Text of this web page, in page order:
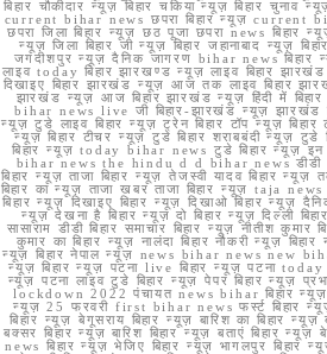
बिहार चौकीदार न्यूज़ बिहार चकिया न्यूज़ बिहार चुनाव
current bihar news छपरा बिहार न्यूज़ current
छपरा जिला बिहार न्यूज़ छठ पूजा छपरा news बिहार
न्यूज़ जिला बिहार जी न्यूज़ बिहार जहानाबाद न्यूज़
जगदीशपुर न्यूज़ दैनिक जागरण bihar news बिहार
लाइव today बिहार झारखण्ड न्यूज़ लाइव बिहार
दिखाइए बिहार झारखंड न्यूज़ आज तक लाइव बिहार
झारखंड न्यूज़ आज बिहार झारखंड न्यूज़ हिंदी में
bihar news live जी बिहार-झारखंड न्यूज़ झारखंड
न्यूज़ टुडे लाइव बिहार न्यूज़ ट्रेन बिहार टॉप न्यूज़ बिहार
न्यूज़ बिहार टीचर न्यूज़ टुडे बिहार शराबबंदी न्यूज़
बिहार न्यूज़ today bihar news टुडे बिहार न्यूज़
bihar news the hindu d d bihar news डीडी
बिहार न्यूज़ ताजा बिहार न्यूज़ तेजस्वी यादव बिहार न्यूज़
बिहार का न्यूज़ ताजा खबर ताजा बिहार न्यूज़ taja news
बिहार न्यूज़ दिखाइए बिहार न्यूज़ दिखाओ बिहार न्यूज़
न्यूज़ देखना है बिहार न्यूज़ दो बिहार न्यूज़ दिल्ली
सासाराम डीडी बिहार समाचार बिहार न्यूज़ नीतीश कुमार
कुमार का बिहार न्यूज़ नालंदा बिहार नौकरी न्यूज़ बिहार
न्यूज़ बिहार नेपाल न्यूज़ news bihar news new
न्यूज़ बिहार न्यूज़ पटना live बिहार न्यूज़ पटना today
न्यूज़ पटना लाइव टुडे बिहार न्यूज़ पेपर बिहार न्यूज़
lockdown 2022 पंचायत news bihar बिहार न्यूज़
न्यूज़ 25 फरवरी first bihar news फर्स्ट बिहार
बिहार न्यूज़ बेगूसराय बिहार न्यूज़ बारिश का बिहार न्यूज़
बक्सर बिहार न्यूज़ बारिश बिहार न्यूज़ बताएं बिहार न्यूज़
news बिहार न्यूज़ भेजिए बिहार न्यूज़ भागलपुर बिहार